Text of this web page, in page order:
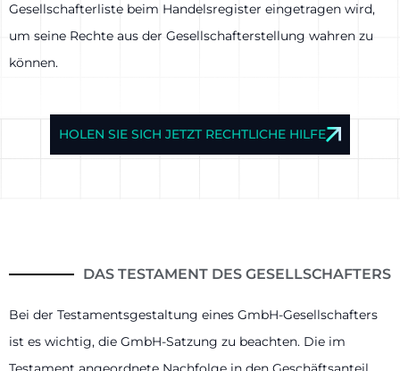
Gesellschafterliste beim Handelsregister eingetragen wird,
um seine Rechte aus der Gesellschafterstellung wahren zu
können.
HOLEN SIE SICH JETZT RECHTLICHE HILFE
DAS TESTAMENT DES GESELLSCHAFTERS
Bei der Testamentsgestaltung eines GmbH-Gesellschafters
ist es wichtig, die GmbH-Satzung zu beachten. Die im